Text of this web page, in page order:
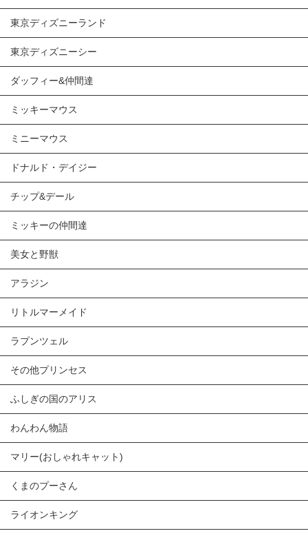
東京ディズニーランド
東京ディズニーシー
ダッフィー&仲間達
ミッキーマウス
ミニーマウス
ドナルド・デイジー
チップ&デール
ミッキーの仲間達
美女と野獣
アラジン
リトルマーメイド
ラプンツェル
その他プリンセス
ふしぎの国のアリス
わんわん物語
マリー(おしゃれキャット)
くまのプーさん
ライオンキング